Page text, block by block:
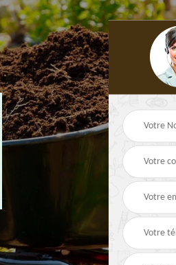
Entreprise de